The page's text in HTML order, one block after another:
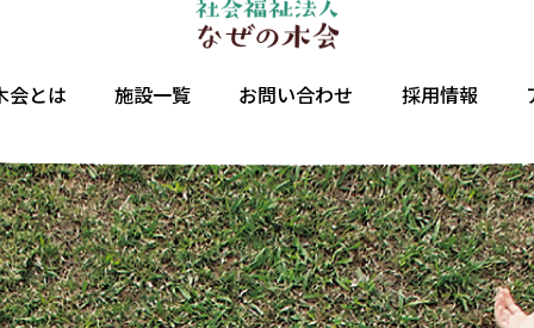
会とは 施設一覧 お問い合わせ 採用情報